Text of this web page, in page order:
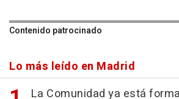
Contenido patrocinado
Lo más leído en Madrid
La Comunidad ya está